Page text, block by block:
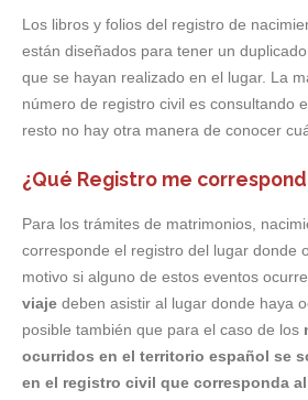
Los libros y folios del registro de
están diseñados para tener un
que se hayan realizado en el lugar. La
número de registro civil es consultando
resto no hay otra manera de conocer
¿Qué Registro me
Para los trámites de matrimonios,
corresponde el registro del lugar donde
motivo si alguno de estos eventos
viaje deben asistir al lugar donde haya
posible también que para el caso de los
ocurridos en el territorio español se
en el registro civil que corresponda